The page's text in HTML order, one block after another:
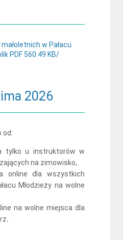
w Pałacu
PDF 560.49 KB/
2026
od:
tylko u instruktorów w
na zimowisko,
online dla wszystkich
Młodzieży na wolne
na wolne miejsca dla
.